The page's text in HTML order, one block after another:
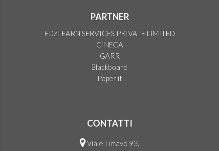
PARTNER
EDZLEARN SERVICES PRIVATE LIMITED
CINECA
GARR
Blackboard
Paperlit
CONTATTI
Viale Timavo 93,